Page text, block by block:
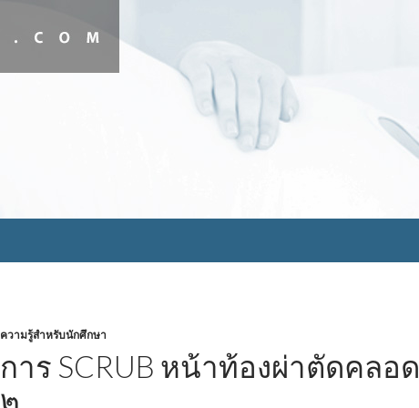
ความรู้สำหรับนักศึกษา
การ SCRUB หน้าท้องผ่าตัดคลอด
๒